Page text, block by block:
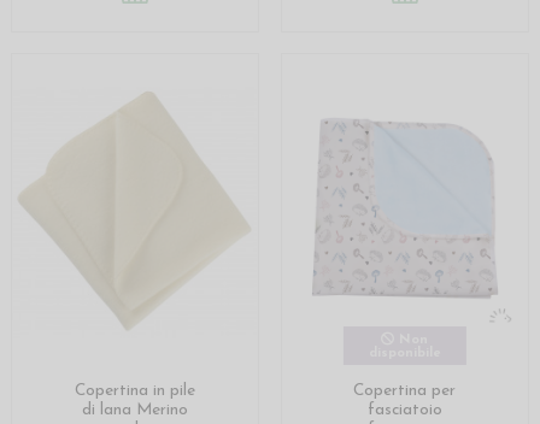
Copertina in pile
di lana Merino
Copertina per
fasciatoio